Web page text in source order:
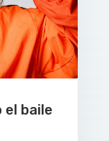
el baile